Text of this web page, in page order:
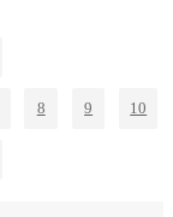
8 9 10